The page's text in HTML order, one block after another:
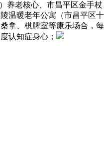
养老核心、市昌平区金手杖
温暖老年公寓（市昌平区十
拿、棋牌室等康乐场合，每
认知症身心；